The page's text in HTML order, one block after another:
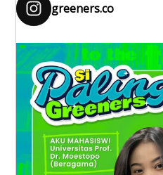
greeners.co